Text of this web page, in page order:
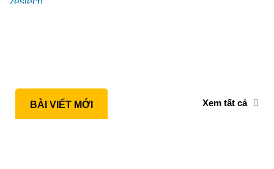
BÀI VIẾT MỚI Xem tất cả